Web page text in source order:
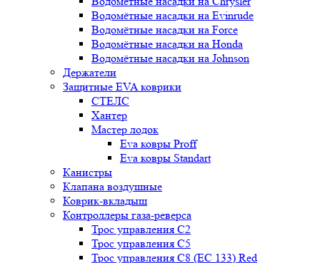
Водомётные насадки на Evinrude
Водомётные насадки на Force
Водомётные насадки на Honda
Водомётные насадки на Johnson
Держатели
Защитные EVA коврики
СТЕЛС
Хантер
Мастер лодок
Eva ковры Proff
Eva ковры Standart
Канистры
Клапана воздушные
Коврик-вкладыш
Контроллеры газа-реверса
Трос управления C2
Трос управления C5
Трос управления C8 (ЕС 133) Red